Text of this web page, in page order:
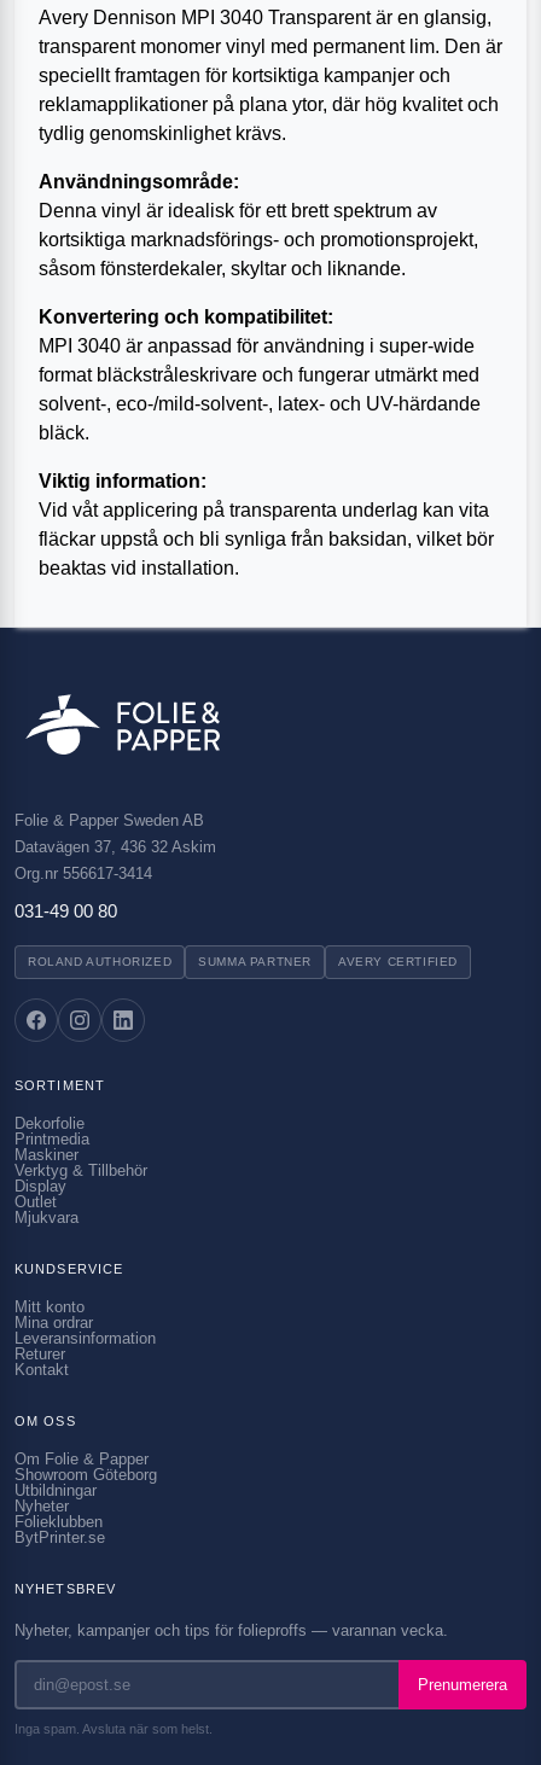
Avery Dennison MPI 3040 Transparent är en glansig,
transparent monomer vinyl med permanent lim. Den är
speciellt framtagen för kortsiktiga kampanjer och
reklamapplikationer på plana ytor, där hög kvalitet och
tydlig genomskinlighet krävs.
Användningsområde:
Denna vinyl är idealisk för ett brett spektrum av
kortsiktiga marknadsförings- och promotionsprojekt,
såsom fönsterdekaler, skyltar och liknande.
Konvertering och kompatibilitet:
MPI 3040 är anpassad för användning i super-wide
format bläckstråleskrivare och fungerar utmärkt med
solvent-, eco-/mild-solvent-, latex- och UV-härdande
bläck.
Viktig information:
Vid våt applicering på transparenta underlag kan vita
fläckar uppstå och bli synliga från baksidan, vilket bör
beaktas vid installation.
Folie & Papper Sweden AB
Datavägen 37, 436 32 Askim
Org.nr 556617-3414
031-49 00 80
ROLAND AUTHORIZED SUMMA PARTNER AVERY CERTIFIED
SORTIMENT
Dekorfolie
Printmedia
Maskiner
Verktyg & Tillbehör
Display
Outlet
Mjukvara
KUNDSERVICE
Mitt konto
Mina ordrar
Leveransinformation
Returer
Kontakt
OM OSS
Om Folie & Papper
Showroom Göteborg
Utbildningar
Nyheter
Folieklubben
BytPrinter.se
NYHETSBREV
Nyheter, kampanjer och tips för folieproffs — varannan vecka.
Prenumerera
Inga spam. Avsluta när som helst.